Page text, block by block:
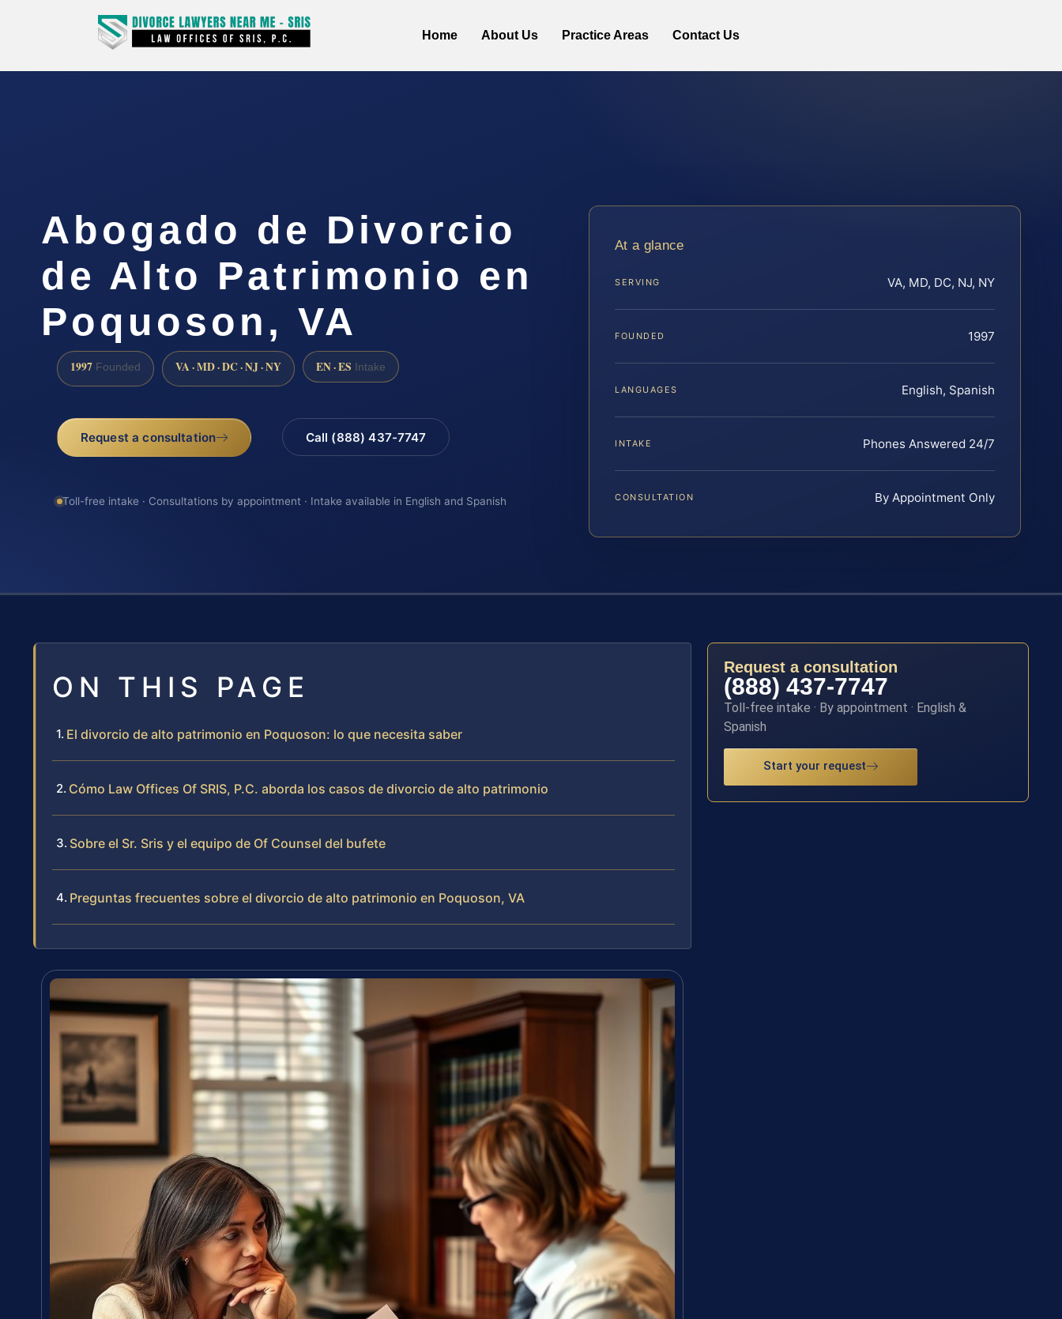
Home About Us Practice Areas Contact Us
Abogado de Divorcio
de Alto Patrimonio en
Poquoson, VA
1997 Founded VA · MD · DC · NJ · NY EN · ES Intake
Request a consultation Call (888) 437-7747
Toll-free intake · Consultations by appointment · Intake available in English and Spanish
At a glance
SERVING VA, MD, DC, NJ, NY
FOUNDED 1997
LANGUAGES English, Spanish
INTAKE Phones Answered 24/7
CONSULTATION By Appointment Only
ON THIS PAGE
El divorcio de alto patrimonio en Poquoson: lo que necesita saber
Cómo Law Offices Of SRIS, P.C. aborda los casos de divorcio de alto patrimonio
Sobre el Sr. Sris y el equipo de Of Counsel del bufete
Preguntas frecuentes sobre el divorcio de alto patrimonio en Poquoson, VA
Request a consultation
(888) 437-7747
Toll-free intake · By appointment · English &
Spanish
Start your request